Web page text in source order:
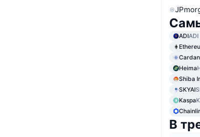
ADIADI
Heima
Shiba
SKYAI
Kaspa
В